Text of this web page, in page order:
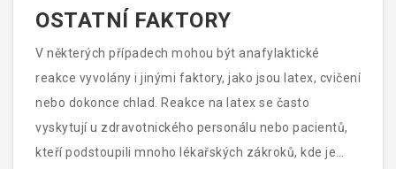
bodnutí. Používání repelentů a vyhledávání lékařské
alergií.
OSTATNÍ FAKTORY
V některých případech mohou být anafylaktické
reakce vyvolány i jinými faktory, jako jsou latex, cvičení
nebo dokonce chlad. Reakce na latex se často
vyskytují u zdravotnického personálu nebo pacientů,
kteří podstoupili mnoho lékařských zákroků, kde je